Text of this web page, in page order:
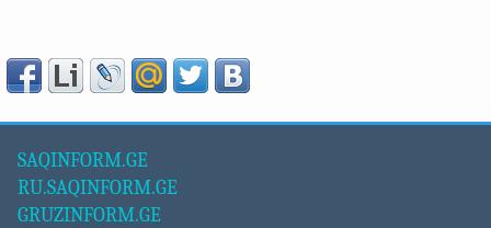
SAQINFORM.GE
RU.SAQINFORM.GE
GRUZINFORM.GE